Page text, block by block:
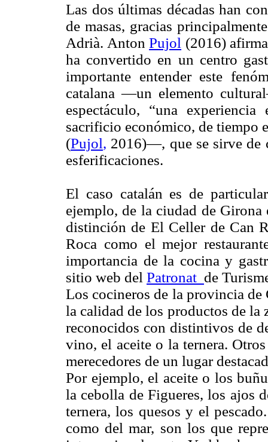
Las dos últimas décadas han
de masas, gracias
Adrià. AntonPujol (2016)
ha convertido en un centro
importante entender este
catalana —un elemento
espectáculo, “una
sacrificio económico, de tiempo
(Pujol, 2016)—, que se sirve de
esferificaciones.
El caso catalán es de
ejemplo, de la ciudad de
distinción de El Celler de Can
Roca como el mejor
importancia de la cocina y
sitio web del Patronat de
Los cocineros de la provincia
la calidad de los productos de la
reconocidos con distintivos de
vino, el aceite o la ternera.
merecedores de un lugar
Por ejemplo, el aceite o los
la cebolla de Figueres, los ajos
ternera, los quesos y el
como del mar, son los que